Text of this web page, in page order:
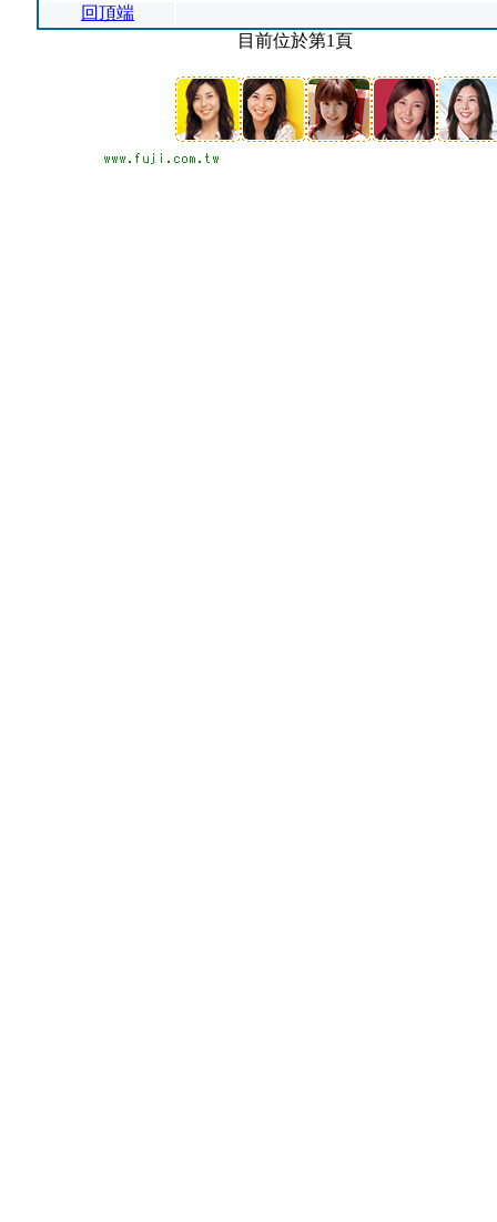
回頂端
目前位於第1頁